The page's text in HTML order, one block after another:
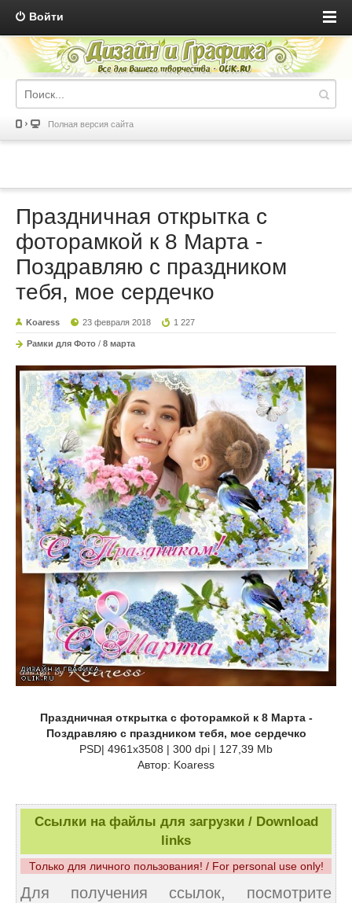
Войти
Полная версия сайта
Праздничная открытка с
фоторамкой к 8 Марта -
Поздравляю с праздником
тебя, мое сердечко
Koaress 23 февраля 2018 1 227
Рамки для Фото / 8 марта
Праздничная открытка с фоторамкой к 8 Марта -
Поздравляю с праздником тебя, мое сердечко
PSD| 4961x3508 | 300 dpi | 127,39 Mb
Автор: Koaress
Ссылки на файлы для загрузки / Download
links
Только для личного пользования! / For personal use only!
Для получения ссылок, посмотрите